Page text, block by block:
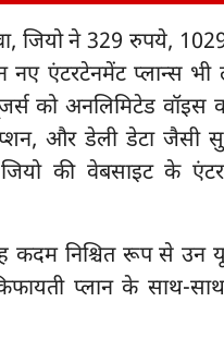
जियो ने 329 रुपये,
एंटरटेनमेंट प्लान्स भी
को अनलिमिटेड वॉइस
और डेली डेटा जैसी
जियो की वेबसाइट के
कदम निश्चित रूप से उन
प्लान के साथ-